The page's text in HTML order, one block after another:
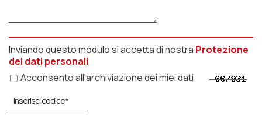
Inviando questo modulo si accetta di nostra Protezione
dei dati personali
Acconsento all'archiviazione dei miei dati